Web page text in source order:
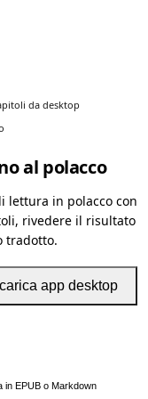
da desktop
al polacco
lettura in polacco con
rivedere il risultato
tradotto.
app desktop
EPUB o Markdown